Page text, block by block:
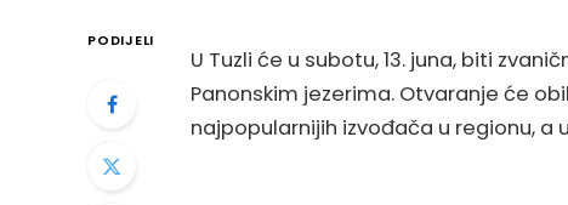
PODIJELI
U Tuzli će u subotu, 13. juna, biti
Panonskim jezerima. Otvaranje će
najpopularnijih izvođača u regionu,